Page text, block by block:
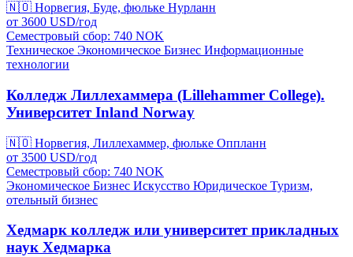
🇳🇴 Норвегия, Буде, фюльке Нурланн
от 3600 USD/год
Семестровый сбор: 740 NOK
Техническое Экономическое Бизнес Информационные
технологии
Колледж Лиллехаммера (Lillehammer College).
Университет Inland Norway
🇳🇴 Норвегия, Лиллехаммер, фюльке Оппланн
от 3500 USD/год
Семестровый сбор: 740 NOK
Экономическое Бизнес Искусство Юридическое Туризм,
отельный бизнес
Хедмарк колледж или университет прикладных
наук Хедмарка